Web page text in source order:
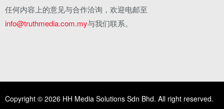
任何内容上的意见与合作洽询，欢迎电邮至
info@truthmedia.com.my与我们联系。
Copyright © 2026 HH Media Solutions Sdn Bhd. All right reserved.